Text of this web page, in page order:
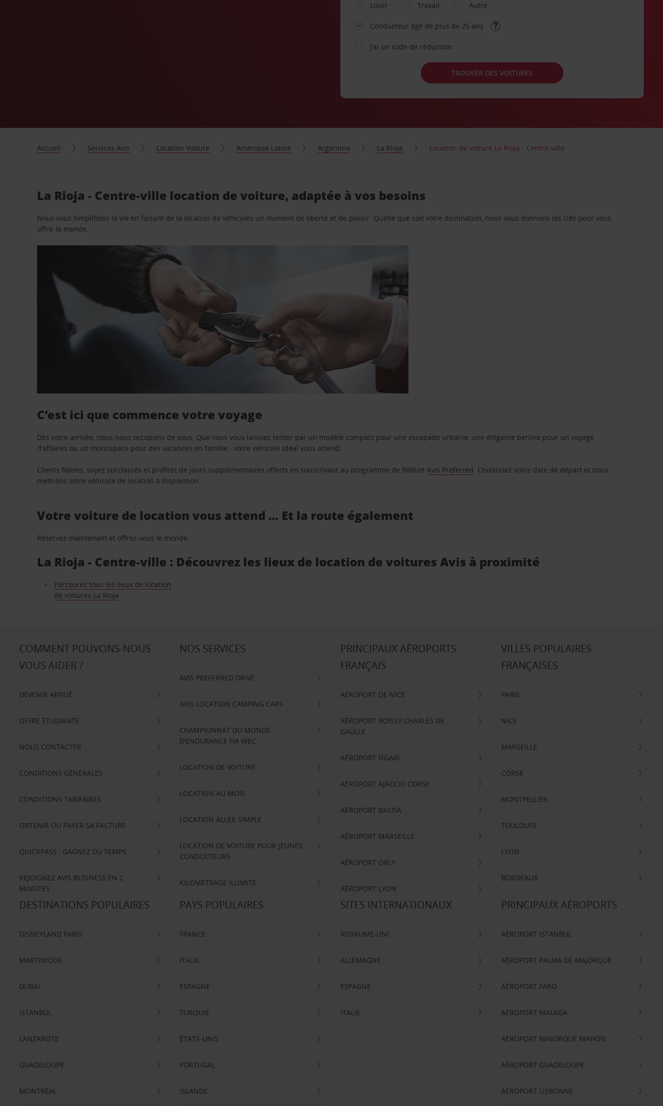
Loisir
Travail Autre
Conducteur âgé de plus de 25 ans
J’ai un code de réduction
TROUVER DES VOITURES
Accueil Services Avis Location Voiture Amérique Latine Argentine La Rioja Location de voiture La Rioja - Centre-ville
La Rioja - Centre-ville location de voiture, adaptée à vos besoins
Nous vous simplifions la vie en faisant de la location de véhicules un moment de liberté et de plaisir. Quelle que soit votre destination, nous vous donnons les clés pour vous
offrir le monde.
C’est ici que commence votre voyage
Dès votre arrivée, nous nous occupons de vous. Que vous vous laissiez tenter par un modèle compact pour une escapade urbaine, une élégante berline pour un voyage
d’affaires ou un monospace pour des vacances en famille - votre véhicule idéal vous attend.
Clients fidèles, soyez surclassés et profitez de jours supplémentaires offerts en souscrivant au programme de fidélitéAvis Preferred. Choisissez votre date de départ et nous
mettrons votre véhicule de location à disposition.
Votre voiture de location vous attend … Et la route également
Réservez maintenant et offrez-vous le monde.
La Rioja - Centre-ville : Découvrez les lieux de location de voitures Avis à proximité
Parcourez tous les lieux de location
de voitures La Rioja
COMMENT POUVONS-NOUS
VOUS AIDER ?
DEVENIR AFFILIÉ
OFFRE ÉTUDIANTE
NOUS CONTACTER
CONDITIONS GÉNÉRALES
CONDITIONS TARIFAIRES
OBTENIR OU PAYER SA FACTURE
QUICKPASS : GAGNEZ DU TEMPS
REJOIGNEZ AVIS BUSINESS EN 2
MINUTES
NOS SERVICES
AVIS PREFERRED DRIVE
AVIS LOCATION CAMPING CARS
CHAMPIONNAT DU MONDE
D’ENDURANCE FIA WEC
LOCATION DE VOITURE
LOCATION AU MOIS
LOCATION ALLER SIMPLE
LOCATION DE VOITURE POUR JEUNES
CONDUCTEURS
KILOMÉTRAGE ILLIMITÉ
PRINCIPAUX AÉROPORTS
FRANÇAIS
AÉROPORT DE NICE
AÉROPORT ROISSY CHARLES DE
GAULLE
AÉROPORT FIGARI
AÉROPORT AJACCIO CORSE
AÉROPORT BASTIA
AÉROPORT MARSEILLE
AÉROPORT ORLY
AÉROPORT LYON
VILLES POPULAIRES
FRANÇAISES
PARIS
NICE
MARSEILLE
CORSE
MONTPELLIER
TOULOUSE
LYON
BORDEAUX
DESTINATIONS POPULAIRES
DISNEYLAND PARIS
MARTINIQUE
DUBAÏ
ISTANBUL
LANZAROTE
GUADELOUPE
MONTRÉAL
PAYS POPULAIRES
FRANCE
ITALIE
ESPAGNE
TURQUIE
ÉTATS-UNIS
PORTUGAL
ISLANDE
SITES INTERNATIONAUX
ROYAUME-UNI
ALLEMAGNE
ESPAGNE
ITALIE
PRINCIPAUX AÉROPORTS
AÉROPORT ISTANBUL
AÉROPORT PALMA DE MAJORQUE
AÉROPORT FARO
AÉROPORT MALAGA
AÉROPORT MINORQUE MAHON
AÉROPORT GUADELOUPE
AÉROPORT LISBONNE